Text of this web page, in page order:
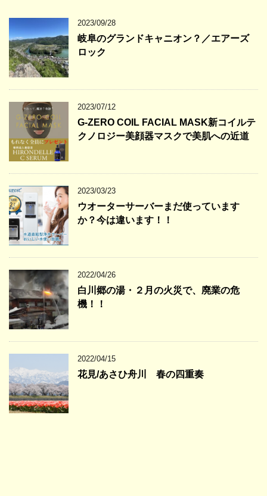
2023/09/28
岐阜のグランドキャニオン？／エアーズ
ロック
2023/07/12
G-ZERO COIL FACIAL MASK新コイルテ
クノロジー美顔器マスクで美肌への近道
2023/03/23
ウオーターサーバーまだ使っています
か？今は違います！！
2022/04/26
白川郷の湯・２月の火災で、廃業の危
機！！
2022/04/15
花見/あさひ舟川 春の四重奏